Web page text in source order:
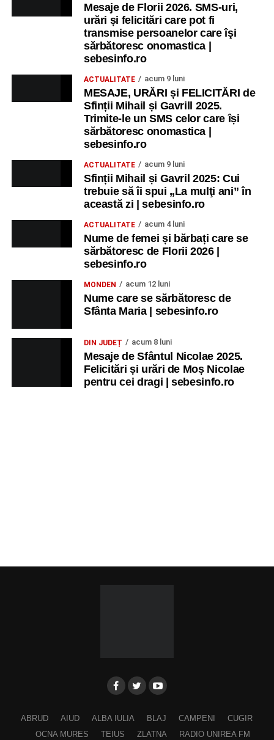
Mesaje de Florii 2026. SMS-uri,
urări și felicitări care pot fi
transmise persoanelor care îşi
sărbătoresc onomastica |
sebesinfo.ro
ACTUALITATE acum 9 luni
MESAJE, URĂRI și FELICITĂRI de
Sfinții Mihail și Gavrill 2025.
Trimite-le un SMS celor care își
sărbătoresc onomastica |
sebesinfo.ro
ACTUALITATE acum 9 luni
Sfinții Mihail și Gavril 2025: Cui
trebuie să îi spui „La mulţi ani” în
această zi | sebesinfo.ro
ACTUALITATE acum 4 luni
Nume de femei și bărbați care se
sărbătoresc de Florii 2026 |
sebesinfo.ro
MONDEN acum 12 luni
Nume care se sărbătoresc de
Sfânta Maria | sebesinfo.ro
DIN JUDEȚ acum 8 luni
Mesaje de Sfântul Nicolae 2025.
Felicitări și urări de Moș Nicolae
pentru cei dragi | sebesinfo.ro
ABRUD AIUD ALBA IULIA BLAJ CAMPENI
CUGIR
OCNA MURES
TEIUS ZLATNA RADIO UNIREA FM